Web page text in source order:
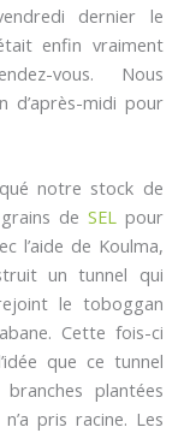
dernier le
enfin vraiment
vous. Nous
d’après-midi pour
notre stock de
de SEL pour
l’aide de Koulma,
un tunnel qui
le toboggan
Cette fois-ci
que ce tunnel
plantées
pris racine. Les